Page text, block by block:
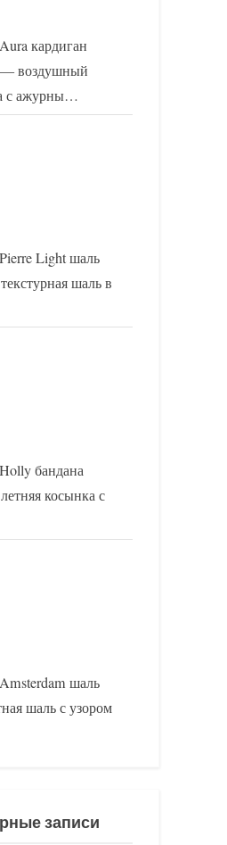
Aura кардиган
— воздушный
с ажурны…
Pierre Light шаль
шаль в
Holly бандана
косынка с
Amsterdam шаль
шаль с узором
записи